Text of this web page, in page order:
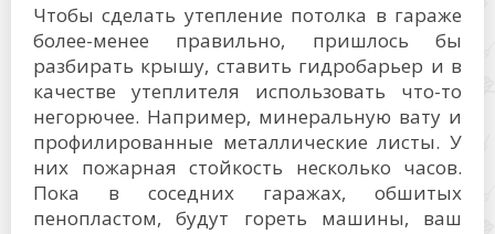
Чтобы сделать утепление потолка в гараже
более-менее правильно, пришлось бы
разбирать крышу, ставить гидробарьер и в
качестве утеплителя использовать что-то
негорючее. Например, минеральную вату и
профилированные металлические листы. У
них пожарная стойкость несколько часов.
Пока в соседних гаражах, обшитых
пенопластом, будут гореть машины, ваш